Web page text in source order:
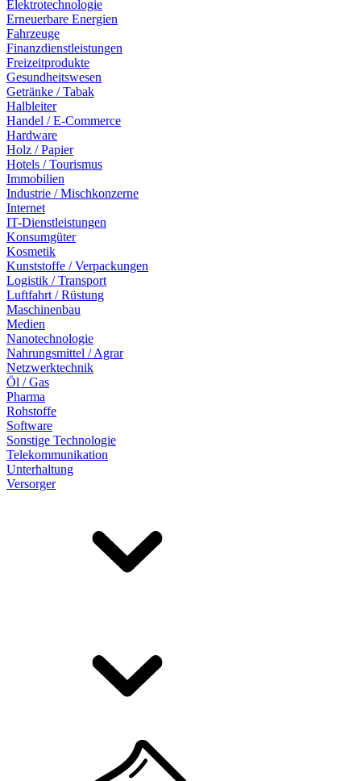
Elektrotechnologie
Erneuerbare Energien
Fahrzeuge
Finanzdienstleistungen
Freizeitprodukte
Gesundheitswesen
Getränke / Tabak
Halbleiter
Handel / E-Commerce
Hardware
Holz / Papier
Hotels / Tourismus
Immobilien
Industrie / Mischkonzerne
Internet
IT-Dienstleistungen
Konsumgüter
Kosmetik
Kunststoffe / Verpackungen
Logistik / Transport
Luftfahrt / Rüstung
Maschinenbau
Medien
Nanotechnologie
Nahrungsmittel / Agrar
Netzwerktechnik
Öl / Gas
Pharma
Rohstoffe
Software
Sonstige Technologie
Telekommunikation
Unterhaltung
Versorger